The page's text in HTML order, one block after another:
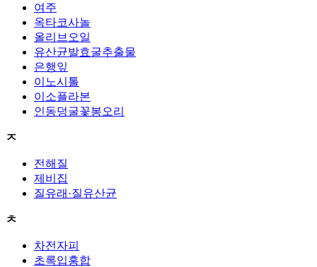
여주
옥타코사놀
올리브오일
유산균발효굴추출물
은행잎
이노시톨
이소플라본
인동덩굴꽃봉오리
ㅈ
전해질
제비집
질유래·질유산균
ㅊ
차전자피
초록입홍합